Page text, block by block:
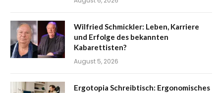
Wilfried Schmickler: Leben, Karriere
und Erfolge des bekannten
Kabarettisten?
August 5, 2026
Ergotopia Schreibtisch: Ergonomisches